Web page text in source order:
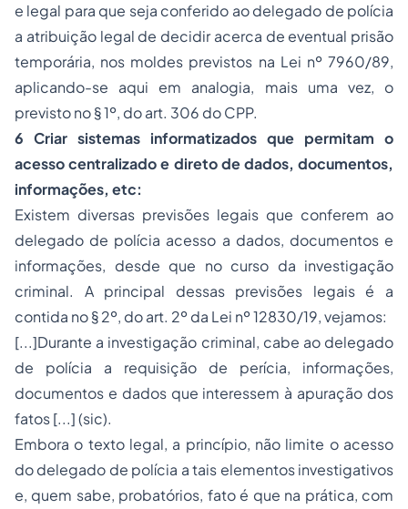
e legal para que seja conferido ao delegado de polícia
a atribuição legal de decidir acerca de eventual prisão
temporária, nos moldes previstos na Lei nº 7960/89,
aplicando-se aqui em analogia, mais uma vez, o
previsto no § 1º, do art. 306 do CPP.
6 Criar sistemas informatizados que permitam o
acesso centralizado e direto de dados, documentos,
informações, etc:
Existem diversas previsões legais que conferem ao
delegado de polícia acesso a dados, documentos e
informações, desde que no curso da investigação
criminal. A principal dessas previsões legais é a
contida no § 2º, do art. 2º da Lei nº 12830/19, vejamos:
[...]Durante a investigação criminal, cabe ao delegado
de polícia a requisição de perícia, informações,
documentos e dados que interessem à apuração dos
fatos[...] (sic).
Embora o texto legal, a princípio, não limite o acesso
do delegado de polícia a tais elementos investigativos
e, quem sabe, probatórios, fato é que na prática, com